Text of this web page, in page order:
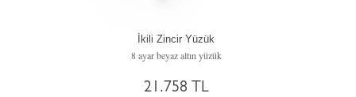
İkili Zincir Yüzük
8 ayar beyaz altın yüzük
21.758 TL